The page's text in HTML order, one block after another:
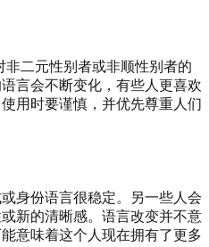
非二元性别者或非顺性别者的
言会不断变化，有些人更喜欢
用时要谨慎，并优先尊重人们
身份语言很稳定。另一些人会
新的清晰感。语言改变并不意
意味着这个人现在拥有了更多